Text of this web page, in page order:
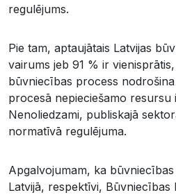
regulējums.
Pie tam, aptaujātais Latvijas
vairums jeb 91 % ir
būvniecības process
procesā nepieciešamo resursu
Nenoliedzami, publiskajā
normatīvā regulējuma.
Apgalvojumam, ka
Latvijā, respektīvi, Būvniecības